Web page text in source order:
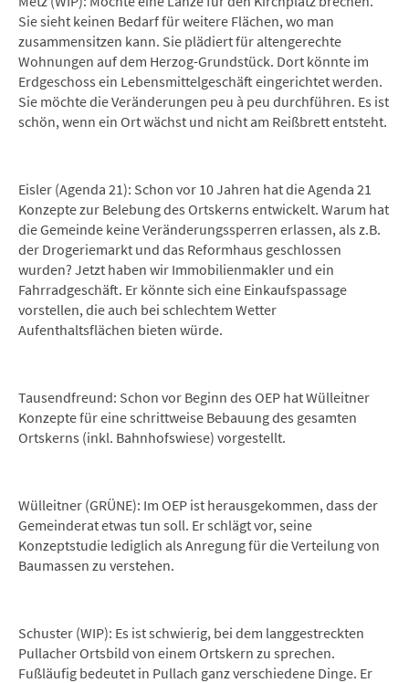
Sie sieht keinen Bedarf für weitere Flächen, wo man
zusammensitzen kann. Sie plädiert für altengerechte
Wohnungen auf dem Herzog-Grundstück. Dort könnte im
Erdgeschoss ein Lebensmittelgeschäft eingerichtet werden.
Sie möchte die Veränderungen peu à peu durchführen. Es ist
schön, wenn ein Ort wächst und nicht am Reißbrett entsteht.
Eisler (Agenda 21): Schon vor 10 Jahren hat die Agenda 21
Konzepte zur Belebung des Ortskerns entwickelt. Warum hat
die Gemeinde keine Veränderungssperren erlassen, als z.B.
der Drogeriemarkt und das Reformhaus geschlossen
wurden? Jetzt haben wir Immobilienmakler und ein
Fahrradgeschäft. Er könnte sich eine Einkaufspassage
vorstellen, die auch bei schlechtem Wetter
Aufenthaltsflächen bieten würde.
Tausendfreund: Schon vor Beginn des OEP hat Wülleitner
Konzepte für eine schrittweise Bebauung des gesamten
Ortskerns (inkl. Bahnhofswiese) vorgestellt.
Wülleitner (GRÜNE): Im OEP ist herausgekommen, dass der
Gemeinderat etwas tun soll. Er schlägt vor, seine
Konzeptstudie lediglich als Anregung für die Verteilung von
Baumassen zu verstehen.
Schuster (WIP): Es ist schwierig, bei dem langgestreckten
Pullacher Ortsbild von einem Ortskern zu sprechen.
Fußläufig bedeutet in Pullach ganz verschiedene Dinge. Er